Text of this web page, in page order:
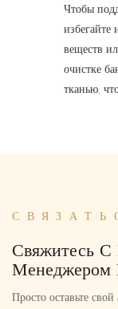
Чтобы
избегайте
веществ
очистке
тканью,
Свяжитесь
Менеджером
Просто оставьте